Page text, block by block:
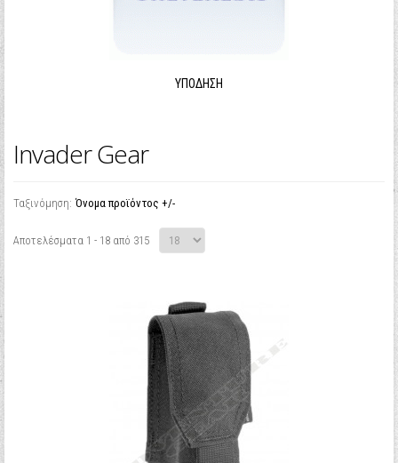
ΥΠΌΔΗΣΗ
Invader Gear
Ταξινόμηση: Όνομα προϊόντος +/-
Αποτελέσματα 1 - 18 από 315